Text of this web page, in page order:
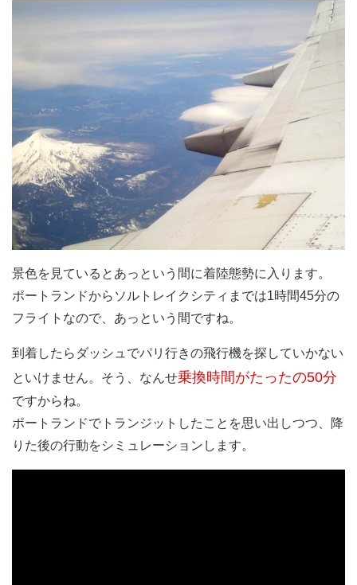
景色を見ているとあっという間に着陸態勢に入ります。
ポートランドからソルトレイクシティまでは1時間45分の
フライトなので、あっという間ですね。
到着したらダッシュでパリ行きの飛行機を探していかない
といけません。そう、なんせ乗換時間がたったの50分
ですからね。
ポートランドでトランジットしたことを思い出しつつ、降
りた後の行動をシミュレーションします。